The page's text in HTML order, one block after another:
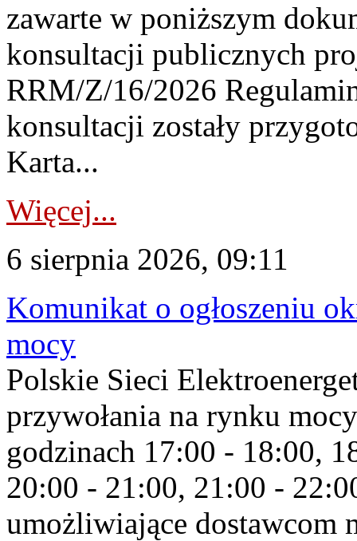
zawarte w poniższym
konsultacji publicznych
RRM/Z/16/2026
konsultacji zostały
Karta...
Więcej...
6 sierpnia 2026, 09:11
Komunikat o ogłoszeniu
mocy
Polskie Sieci
przywołania na rynku
godzinach 17:00 - 18:00,
20:00 - 21:00, 21:00 -
umożliwiające dostawcom